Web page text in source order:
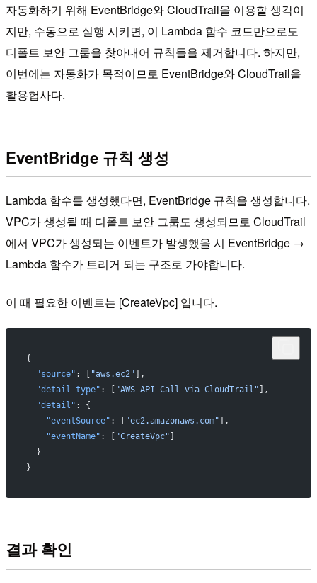
자동화하기 위해 EventBridge와 CloudTrail을 이용할 생각이
지만, 수동으로 실행 시키면, 이 Lambda 함수 코드만으로도
디폴트 보안 그룹을 찾아내어 규칙들을 제거합니다. 하지만,
이번에는 자동화가 목적이므로 EventBridge와 CloudTrail을
활용헙사다.
EventBridge 규칙 생성
Lambda 함수를 생성했다면, EventBridge 규칙을 생성합니다.
VPC가 생성될 때 디폴트 보안 그룹도 생성되므로 CloudTrail
에서 VPC가 생성되는 이벤트가 발생했을 시 EventBridge →
Lambda 함수가 트리거 되는 구조로 가야합니다.
이 때 필요한 이벤트는 [CreateVpc] 입니다.
{
  "source"
: [ "aws.ec2" ],
  "detail-type"
: [ "AWS API Call via CloudTrail" ],
  "detail"
: {
    "eventSource"
: [ "ec2.amazonaws.com" ],
    "eventName"
: [ "CreateVpc" ]
  }
}
결과 확인